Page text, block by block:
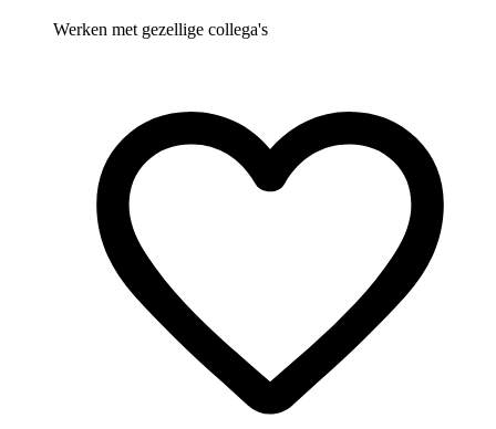
Werken met gezellige collega's